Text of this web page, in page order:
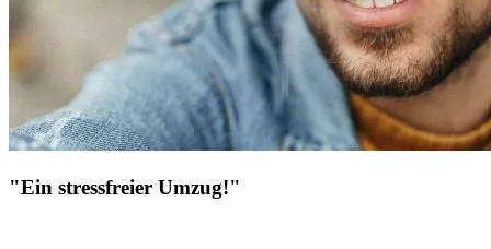
"Ein stressfreier Umzug!"